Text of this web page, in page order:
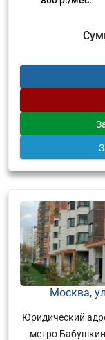
Москва,
Юридический
метро